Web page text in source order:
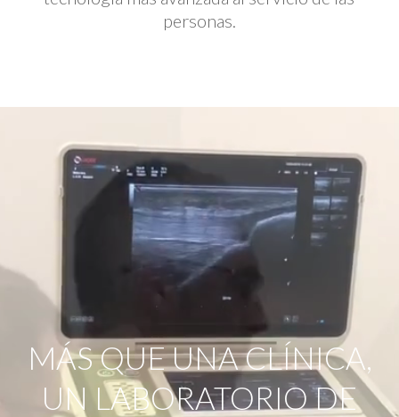
personas.
MÁS QUE UNA CLÍNICA,
UN LABORATORIO DE